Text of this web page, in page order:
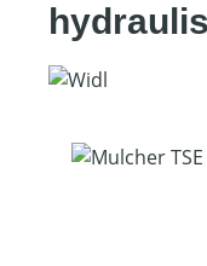
Bildergalerie